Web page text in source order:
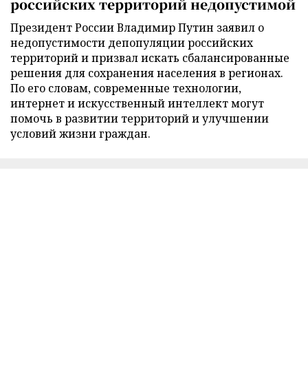
Президент России Владимир Путин заявил о
недопустимости депопуляции российских
территорий и призвал искать сбалансированные
решения для сохранения населения в регионах.
По его словам, современные технологии,
интернет и искусственный интеллект могут
помочь в развитии территорий и улучшении
условий жизни граждан.